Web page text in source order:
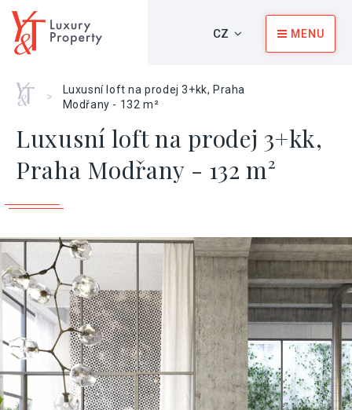
CZ MENU
Home
>
Luxusní loft na prodej 3+kk, Praha
Modřany - 132 m²
Luxusní loft na prodej 3+kk,
Praha Modřany - 132 m²